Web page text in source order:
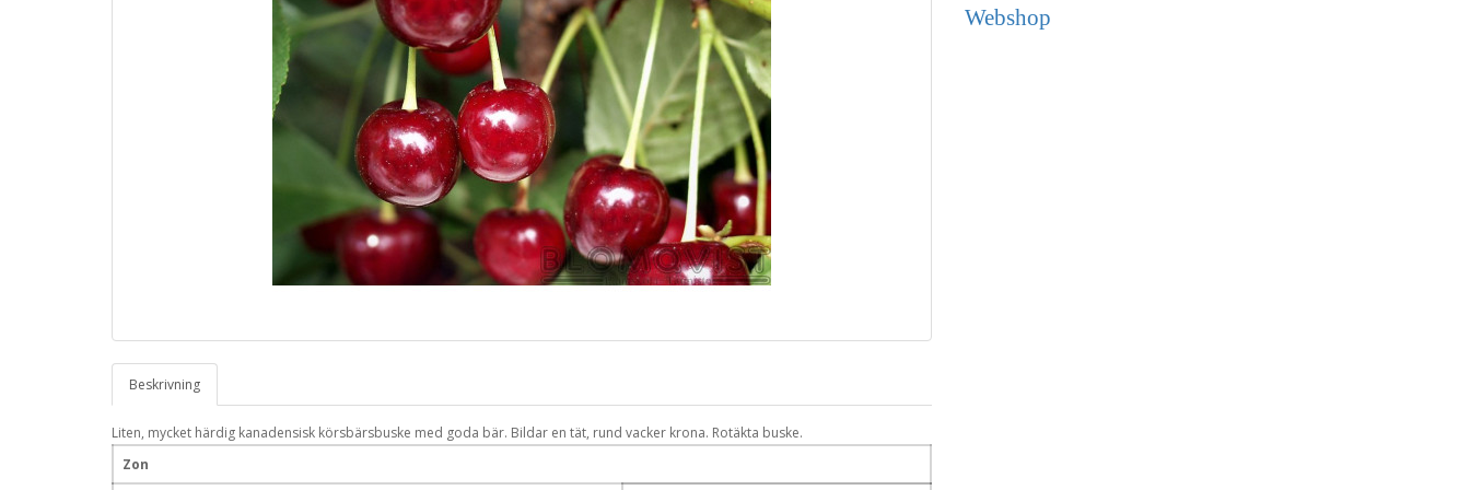
Beskrivning
Liten, mycket härdig kanadensisk körsbärsbuske med goda bär. Bildar en tät, rund vacker krona. Rotäkta buske.
Zon
Webshop